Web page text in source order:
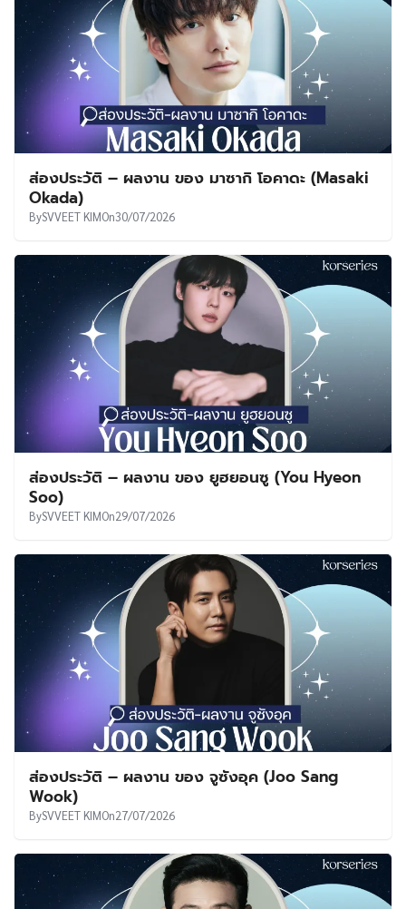
ส่องประวัติ – ผลงาน ของ มาซากิ โอคาดะ (Masaki
Okada)
BySVVEET KIMOn30/07/2026
ส่องประวัติ – ผลงาน ของ ยูฮยอนซู (You Hyeon
Soo)
BySVVEET KIMOn29/07/2026
ส่องประวัติ – ผลงาน ของ จูซังอุค (Joo Sang
Wook)
BySVVEET KIMOn27/07/2026